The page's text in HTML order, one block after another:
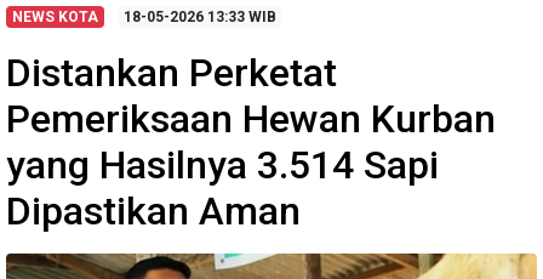
NEWS KOTA 18-05-2026 13:33 WIB
Distankan Perketat
Pemeriksaan Hewan Kurban
yang Hasilnya 3.514 Sapi
Dipastikan Aman